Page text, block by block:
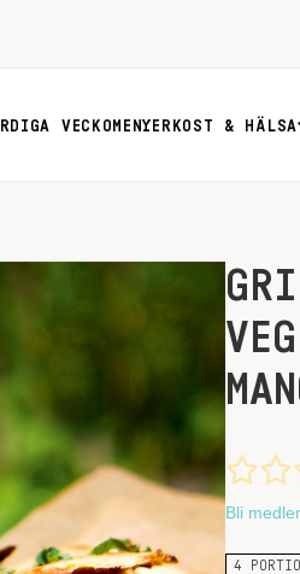
VECKOMENYER KOST & HÄLSA
Bli
4